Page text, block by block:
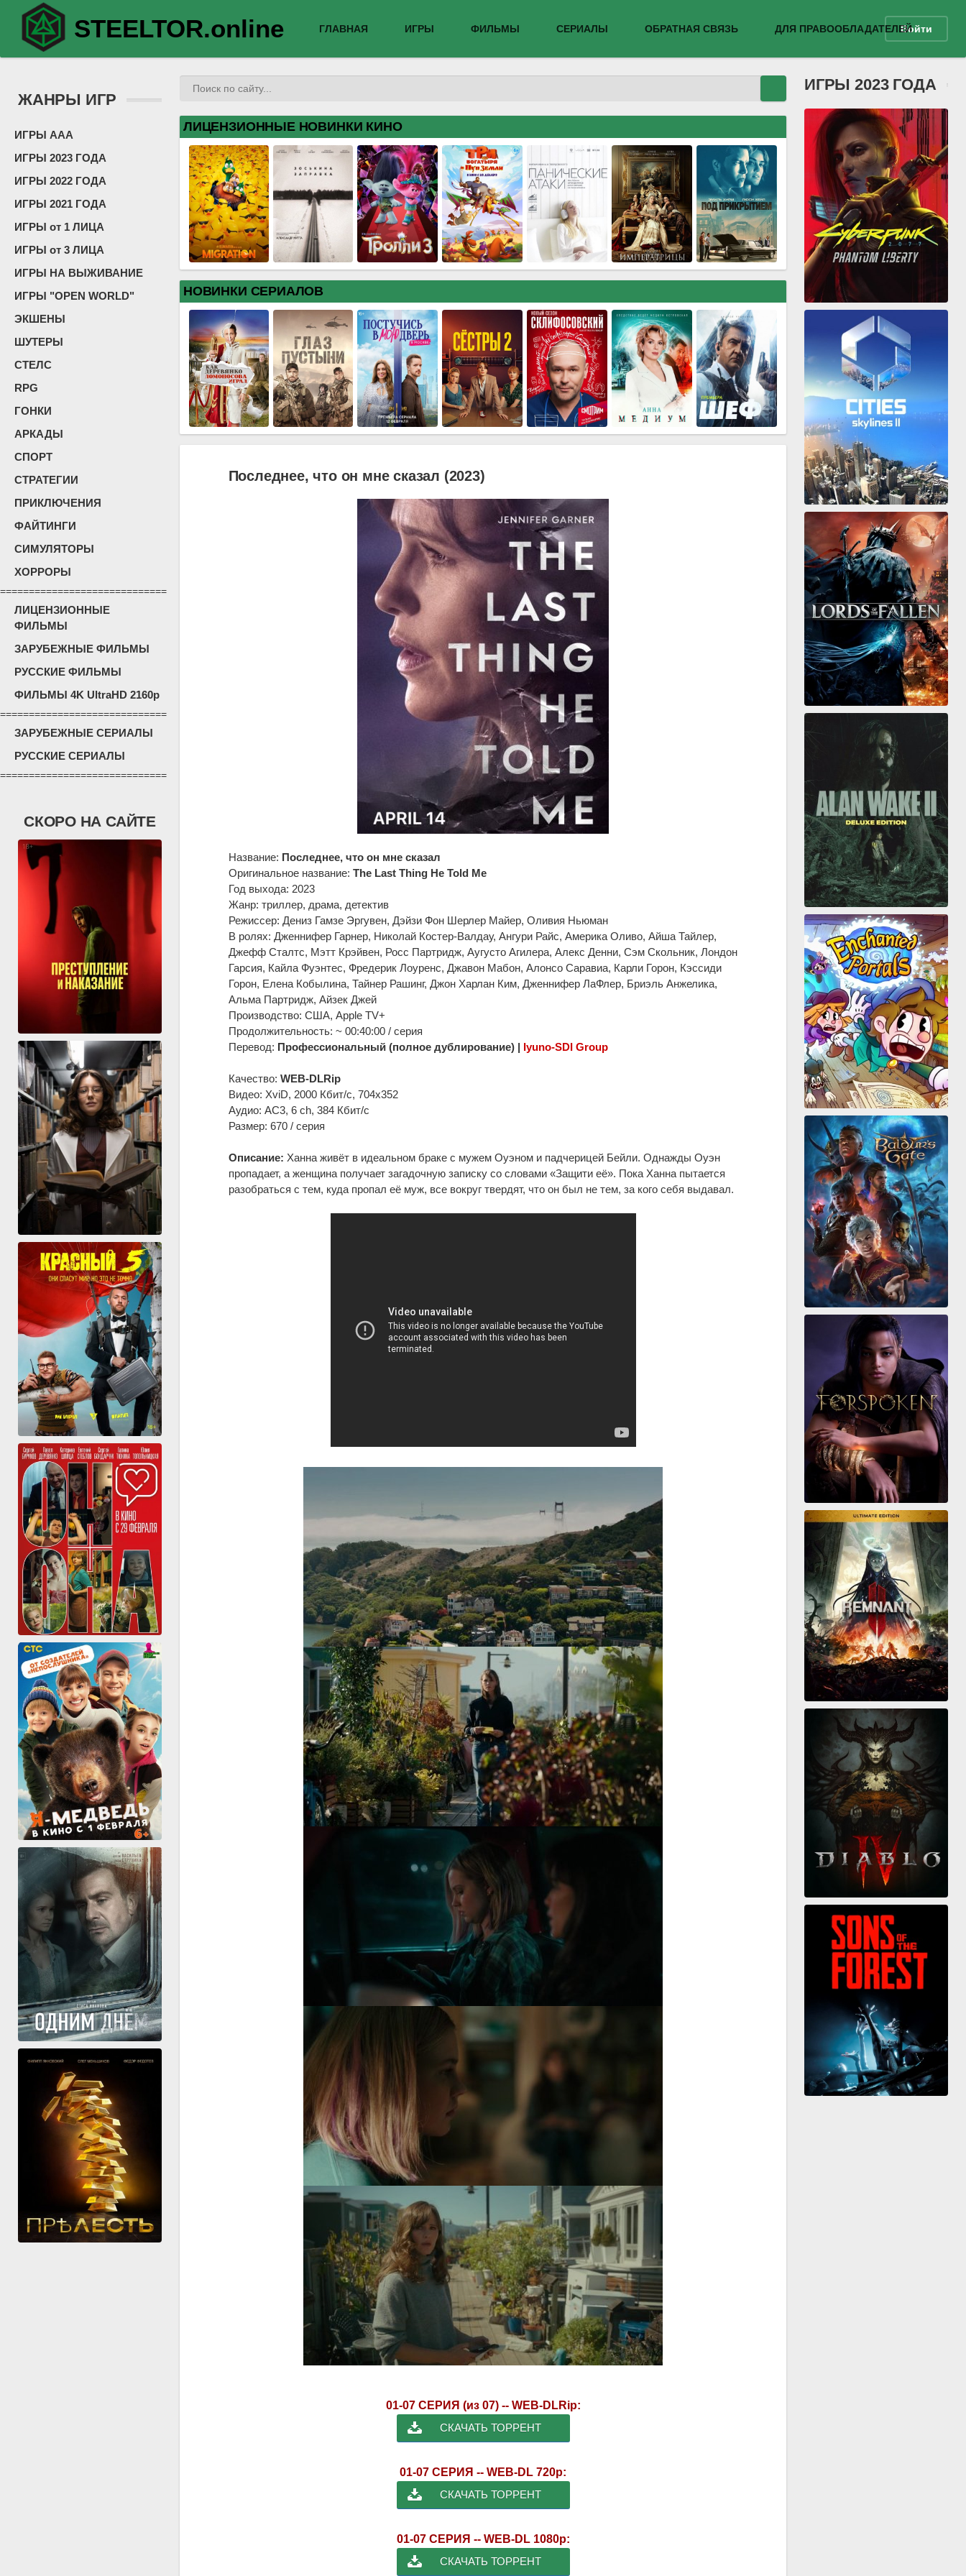
STEELTOR.online ГЛАВНАЯ ИГРЫ ФИЛЬМЫ СЕРИАЛЫ ОБРАТНАЯ СВЯЗЬ ДЛЯ ПРАВООБЛАДАТЕЛЕЙВойти
ЖАНРЫ ИГР
ИГРЫ ААА
ИГРЫ 2023 ГОДА
ИГРЫ 2022 ГОДА
ИГРЫ 2021 ГОДА
ИГРЫ от 1 ЛИЦА
ИГРЫ от 3 ЛИЦА
ИГРЫ НА ВЫЖИВАНИЕ
ИГРЫ "OPEN WORLD"
ЭКШЕНЫ
ШУТЕРЫ
СТЕЛС
RPG
ГОНКИ
АРКАДЫ
СПОРТ
СТРАТЕГИИ
ПРИКЛЮЧЕНИЯ
ФАЙТИНГИ
СИМУЛЯТОРЫ
ХОРРОРЫ
=============================
ЛИЦЕНЗИОННЫЕ
ФИЛЬМЫ
ЗАРУБЕЖНЫЕ ФИЛЬМЫ
РУССКИЕ ФИЛЬМЫ
ФИЛЬМЫ 4K UltraHD 2160p
=============================
ЗАРУБЕЖНЫЕ СЕРИАЛЫ
РУССКИЕ СЕРИАЛЫ
=============================
СКОРО НА САЙТЕ
ЛИЦЕНЗИОННЫЕ НОВИНКИ КИНО
НОВИНКИ СЕРИАЛОВ
Последнее, что он мне сказал (2023)
Название: Последнее, что он мне сказал
Оригинальное название: The Last Thing He Told Me
Год выхода: 2023
Жанр: триллер, драма, детектив
Режиссер: Дениз Гамзе Эргувен, Дэйзи Фон Шерлер Майер, Оливия Ньюман
В ролях: Дженнифер Гарнер, Николай Костер-Валдау, Ангури Райс, Америка Оливо, Айша Тайлер,
Джефф Сталтс, Мэтт Крэйвен, Росс Партридж, Аугусто Агилера, Алекс Денни, Сэм Скольник, Лондон
Гарсия, Кайла Фуэнтес, Фредерик Лоуренс, Джавон Мабон, Алонсо Саравиа, Карли Горон, Кэссиди
Горон, Елена Кобылина, Тайнер Рашинг, Джон Харлан Ким, Дженнифер ЛаФлер, Бриэль Анжелика,
Альма Партридж, Айзек Джей
Производство: США, Apple TV+
Продолжительность: ~ 00:40:00 / серия
Перевод: Профессиональный (полное дублирование) | Iyuno-SDI Group
Качество: WEB-DLRip
Видео: XviD, 2000 Кбит/с, 704x352
Аудио: AC3, 6 ch, 384 Кбит/с
Размер: 670 / серия
Описание: Ханна живёт в идеальном браке с мужем Оуэном и падчерицей Бейли. Однажды Оуэн
пропадает, а женщина получает загадочную записку со словами «Защити её». Пока Ханна пытается
разобраться с тем, куда пропал её муж, все вокруг твердят, что он был не тем, за кого себя выдавал.
01-07 СЕРИЯ (из 07) -- WEB-DLRip:
СКАЧАТЬ ТОРРЕНТ
01-07 СЕРИЯ -- WEB-DL 720p:
СКАЧАТЬ ТОРРЕНТ
01-07 СЕРИЯ -- WEB-DL 1080p:
СКАЧАТЬ ТОРРЕНТ
ИГРЫ 2023 ГОДА